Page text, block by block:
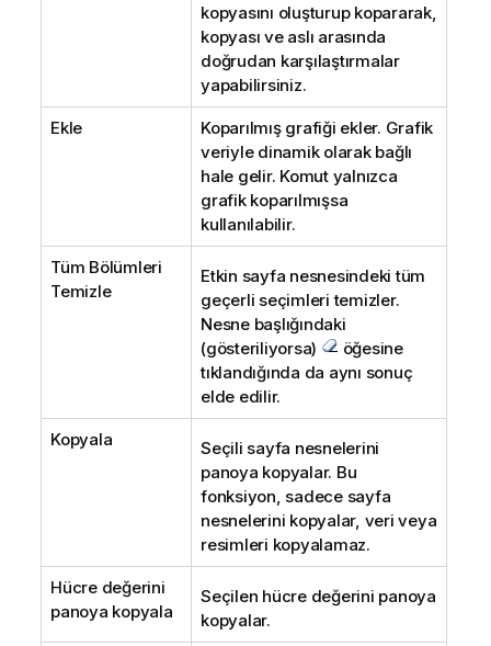
kopyasını oluşturup kopararak,
kopyası ve aslı arasında
doğrudan karşılaştırmalar
yapabilirsiniz.
Ekle
Koparılmış grafiği ekler. Grafik
veriyle dinamik olarak bağlı
hale gelir. Komut yalnızca
grafik koparılmışsa
kullanılabilir.
Tüm Bölümleri
Temizle
Etkin sayfa nesnesindeki tüm
geçerli seçimleri temizler.
Nesne başlığındaki
(gösteriliyorsa)
öğesine
tıklandığında da aynı sonuç
elde edilir.
Kopyala
Seçili sayfa nesnelerini
panoya kopyalar. Bu
fonksiyon, sadece sayfa
nesnelerini kopyalar, veri veya
resimleri kopyalamaz.
Hücre değerini
panoya kopyala
Seçilen hücre değerini panoya
kopyalar.